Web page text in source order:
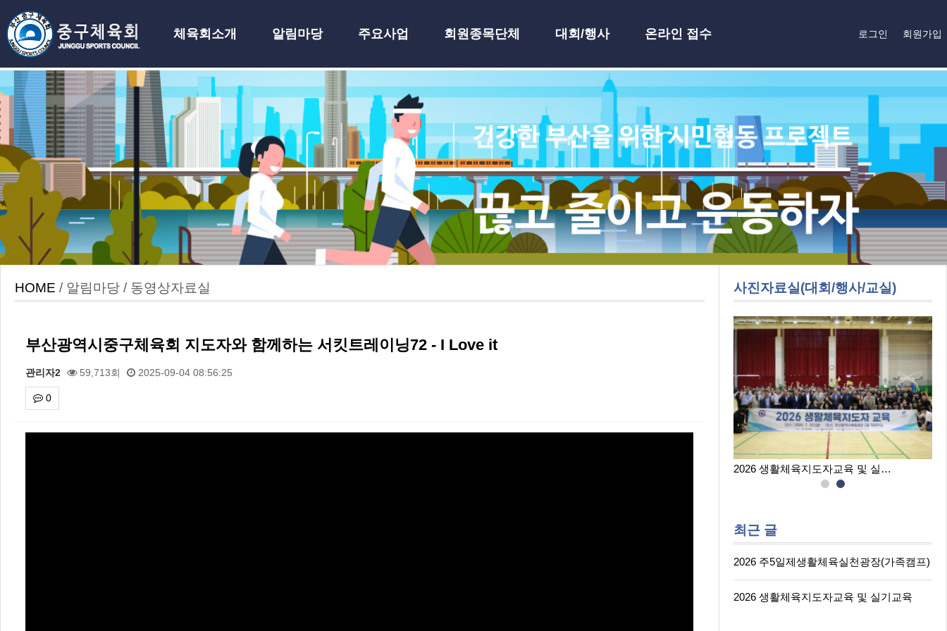
체육회소개 알림마당 주요사업 회원종목단체 대회/행사
온라인 접수
하위분류
로그인 회원가입
HOME / 알림마당 / 동영상자료실
부산광역시중구체육회 지도자와 함께하는 서킷트레이닝72 - I Love it
관리자2 59,713회 2025-09-04 08:56:25
0
사진자료실(대회/행사/교실)
2026 생활체육지도자교육 및 실…
최근 글
2026 주5일제생활체육실천광장(가족캠프)
2026 생활체육지도자교육 및 실기교육